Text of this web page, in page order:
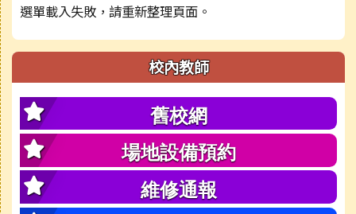
選單載入失敗，請重新整理頁面。
校內教師
舊校網
場地設備預約
維修通報